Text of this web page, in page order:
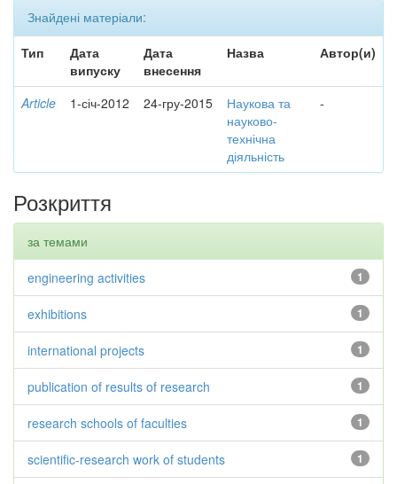
Знайдені матеріали:
Тип
Дата
випуску
Дата
внесення
Назва Автор(и)
Article 1-січ-2012 24-гру-2015
Наукова та
науково-
технічна
діяльність
-
Розкриття
за темами
1
engineering activities
1
exhibitions
1
international projects
1
publication of results of research
1
research schools of faculties
1
scientific-research work of students